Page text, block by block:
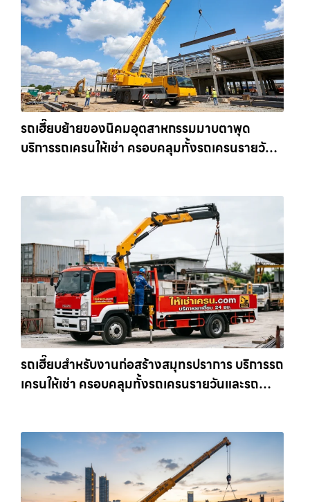
รถเฮี๊ยบย้ายของนิคมอุตสาหกรรมมาบตาพุด
บริการรถเครนให้เช่า ครอบคลุมทั้งรถเครนรายวัน
รถเฮี๊ยบสำหรับงานก่อสร้างสมุทรปราการ บริการรถ
เครนให้เช่า ครอบคลุมทั้งรถเครนรายวันและรถ